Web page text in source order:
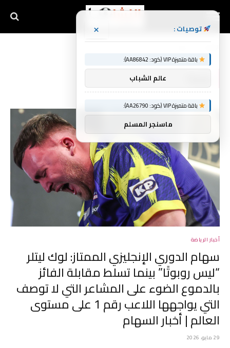
أخبار الرياضة
سهام الدوري الإنجليزي الممتاز: لوك ليتلر
“ليس روبوتًا” بينما تسلط مقابلة الفائز
بالدموع الضوء على المشاعر التي لا توصف
التي يواجهها اللاعب رقم 1 على مستوى
العالم | أخبار السهام
29 مايو، 2026
توصيات : ×
باقة متميزة VIP (كود: AA86842):
عالم الشباب
باقة متميزة VIP (كود: AA26790):
ماسنجر المسلم